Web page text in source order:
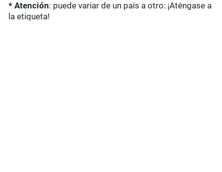
* Atención: puede variar de un país a otro: ¡Aténgase a
la etiqueta!